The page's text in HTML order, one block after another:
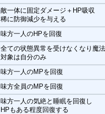
敵一体に固定ダメージ＋HP吸収
稀に防御減少を与える
味方一人のHPを回復
全ての状態異常を受けなくなり魔
対象は自分のみ
味方一人のMPを回復
味方全員のMPを回復
味方一人の気絶と睡眠を回復し
HPもある程度回復する